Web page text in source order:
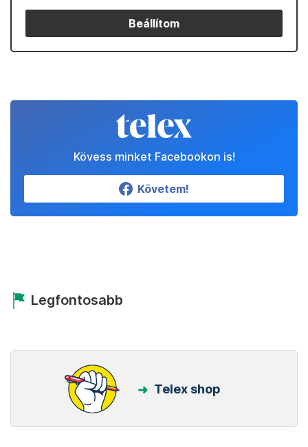
Beállítom
Kövess minket Facebookon is!
Követem!
Legfontosabb
Telex shop